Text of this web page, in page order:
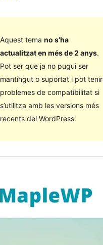
Aquest tema no s’ha
actualitzat en més de 2 anys.
Pot ser que ja no pugui ser
mantingut o suportat i pot tenir
problemes de compatibilitat si
s’utilitza amb les versions més
recents del WordPress.